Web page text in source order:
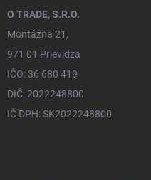
O TRADE, S.R.O.
Montážna 21,
971 01 Prievidza
IČO: 36 680 419
DIČ: 2022248800
IČ DPH: SK2022248800